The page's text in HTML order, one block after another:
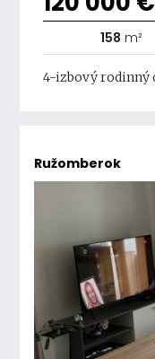
158 m²
4-izbový rodinný
Ružomberok